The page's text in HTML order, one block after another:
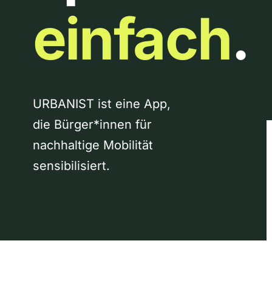
einfach.
URBANIST ist eine App,
die Bürger*innen für
nachhaltige Mobilität
sensibilisiert.